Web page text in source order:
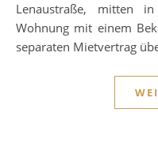
Lenaustraße, mitten
Wohnung mit einem
separaten Mietvertrag